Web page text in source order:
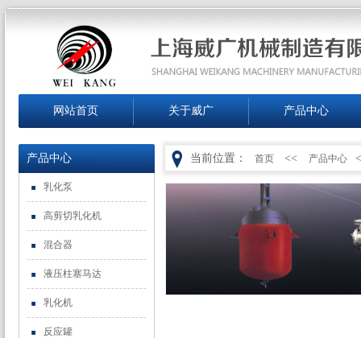
网站首页 关于威广 产品中心
产品中心
乳化泵
高剪切乳化机
混合器
液压柱塞马达
乳化机
反应罐
当前位置： 首页 << 产品中心